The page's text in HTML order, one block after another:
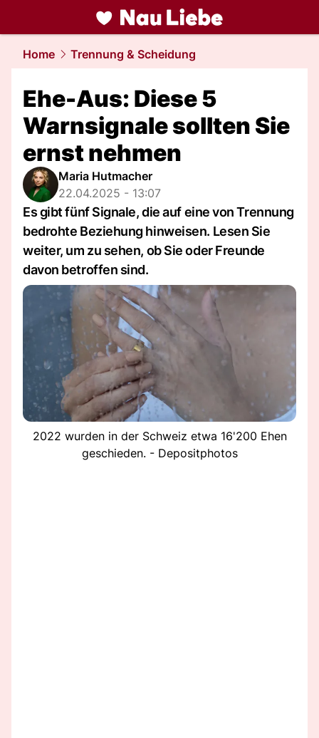
liebe.NAU.ch
Home Trennung & Scheidung
Ehe-Aus: Diese 5
Warnsignale sollten Sie
ernst nehmen
Maria Hutmacher
22.04.2025 - 13:07
Es gibt fünf Signale, die auf eine von Trennung
bedrohte Beziehung hinweisen. Lesen Sie
weiter, um zu sehen, ob Sie oder Freunde
davon betroffen sind.
2022 wurden in der Schweiz etwa 16'200 Ehen
geschieden. - Depositphotos